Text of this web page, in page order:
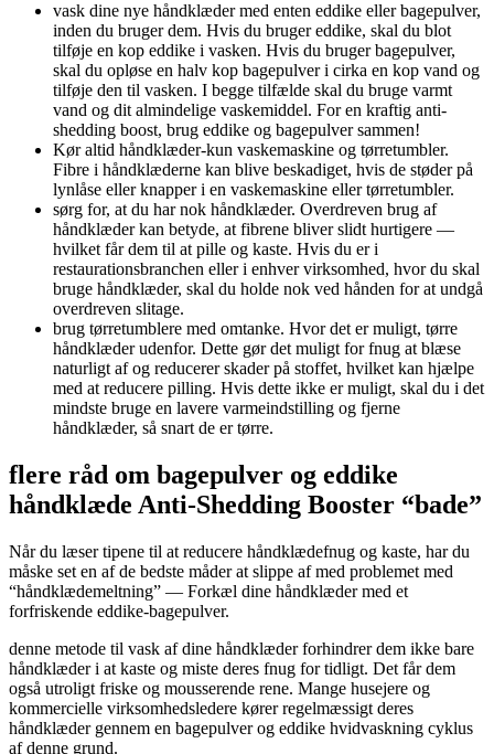
vask dine nye håndklæder med enten eddike eller bagepulver,
inden du bruger dem. Hvis du bruger eddike, skal du blot
tilføje en kop eddike i vasken. Hvis du bruger bagepulver,
skal du opløse en halv kop bagepulver i cirka en kop vand og
tilføje den til vasken. I begge tilfælde skal du bruge varmt
vand og dit almindelige vaskemiddel. For en kraftig anti-
shedding boost, brug eddike og bagepulver sammen!
Kør altid håndklæder-kun vaskemaskine og tørretumbler.
Fibre i håndklæderne kan blive beskadiget, hvis de støder på
lynlåse eller knapper i en vaskemaskine eller tørretumbler.
sørg for, at du har nok håndklæder. Overdreven brug af
håndklæder kan betyde, at fibrene bliver slidt hurtigere —
hvilket får dem til at pille og kaste. Hvis du er i
restaurationsbranchen eller i enhver virksomhed, hvor du skal
bruge håndklæder, skal du holde nok ved hånden for at undgå
overdreven slitage.
brug tørretumblere med omtanke. Hvor det er muligt, tørre
håndklæder udenfor. Dette gør det muligt for fnug at blæse
naturligt af og reducerer skader på stoffet, hvilket kan hjælpe
med at reducere pilling. Hvis dette ikke er muligt, skal du i det
mindste bruge en lavere varmeindstilling og fjerne
håndklæder, så snart de er tørre.
flere råd om bagepulver og eddike
håndklæde Anti-Shedding Booster “bade”
Når du læser tipene til at reducere håndklædefnug og kaste, har du
måske set en af de bedste måder at slippe af med problemet med
“håndklædemeltning” — Forkæl dine håndklæder med et
forfriskende eddike-bagepulver.
denne metode til vask af dine håndklæder forhindrer dem ikke bare
håndklæder i at kaste og miste deres fnug for tidligt. Det får dem
også utroligt friske og mousserende rene. Mange husejere og
kommercielle virksomhedsledere kører regelmæssigt deres
håndklæder gennem en bagepulver og eddike hvidvaskning cyklus
af denne grund.